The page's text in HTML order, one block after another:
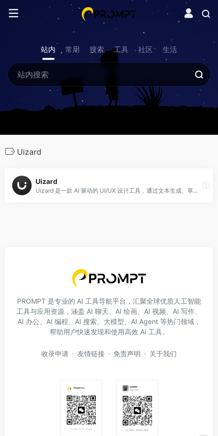
站内 常用 搜索 工具 社区 生活
Uizard
Uizard
Uizard 是一款 AI 驱动的 UI/UX 设计工具，通过文本生成、草图扫描和截图转换等 AI 能力，帮助用户在无需专业设计技能的情况下，快速将产品创意转化为可编辑的多屏线框、原型和高保真模型。
PROMPT 是专业的 AI 工具导航平台，汇聚全球优质人工智能
工具与应用资源，涵盖 AI 聊天、AI 绘画、AI 视频、AI 写作、
AI 办公、AI 编程、AI 搜索、大模型、AI Agent 等热门领域，
帮助用户快速发现和使用高效 AI 工具。
收录申请 友情链接 免责声明 关于我们